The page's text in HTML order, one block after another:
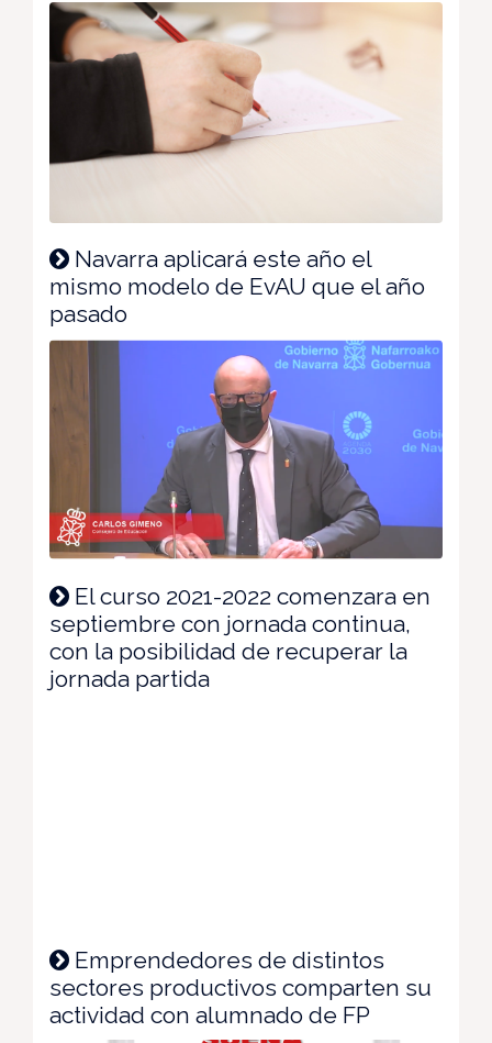
Navarra aplicará este año el
mismo modelo de EvAU que el año
pasado
El curso 2021-2022 comenzara en
septiembre con jornada continua,
con la posibilidad de recuperar la
jornada partida
Emprendedores de distintos
sectores productivos comparten su
actividad con alumnado de FP